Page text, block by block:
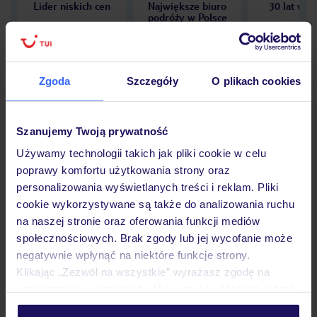
Zgoda Szczegóły O plikach cookies
Szanujemy Twoją prywatność
Używamy technologii takich jak pliki cookie w celu
poprawy komfortu użytkowania strony oraz
personalizowania wyświetlanych treści i reklam. Pliki
cookie wykorzystywane są także do analizowania ruchu
na naszej stronie oraz oferowania funkcji mediów
społecznościowych. Brak zgody lub jej wycofanie może
negatywnie wpłynąć na niektóre funkcje strony.
Klikając „Zezwól na wszystkie” wyrażasz zgodę na
personalizować swój wybór wchodząc w zakładkę
Lider niskich cen
Największe biuro
podróży w Polsce
30 lat w
Opinie
Pokoje
Wyżywienie